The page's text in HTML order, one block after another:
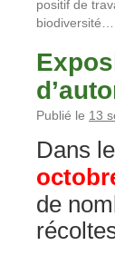
positif de
biodiversité….
Publié le 13
Dans
de